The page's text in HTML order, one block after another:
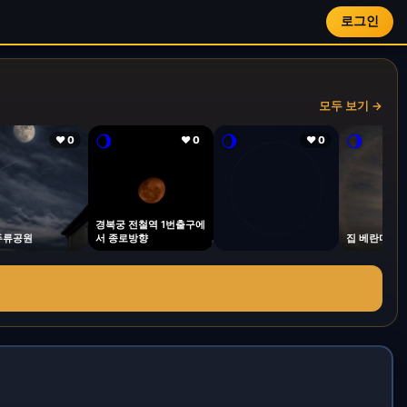
로그인
모두 보기 →
❤ 0
류공원
🌖 ❤ 0
경복궁 전철역 1번출구에
서 종로방향
🌖 ❤ 0 🌖
집 베란다